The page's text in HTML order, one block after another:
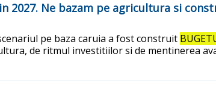
2027. Ne bazam pe agricultura si
pe baza caruia a fost construit
de ritmul investitiilor si de mentinerea